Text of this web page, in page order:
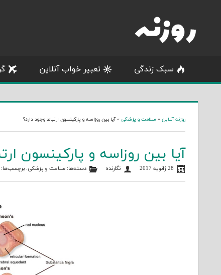
content
سبک زندگی تعبیر خواب آنلاین
روزنه آنلاین » سلامت و پزشکی »آیا بین روزاسه و پارکینسون ارتباط وجود دارد؟
آیا بین روزاسه و پارکینسون
28 ژانویه 2017 نگارنده دسته‌ها:سلامت و پزشکی.